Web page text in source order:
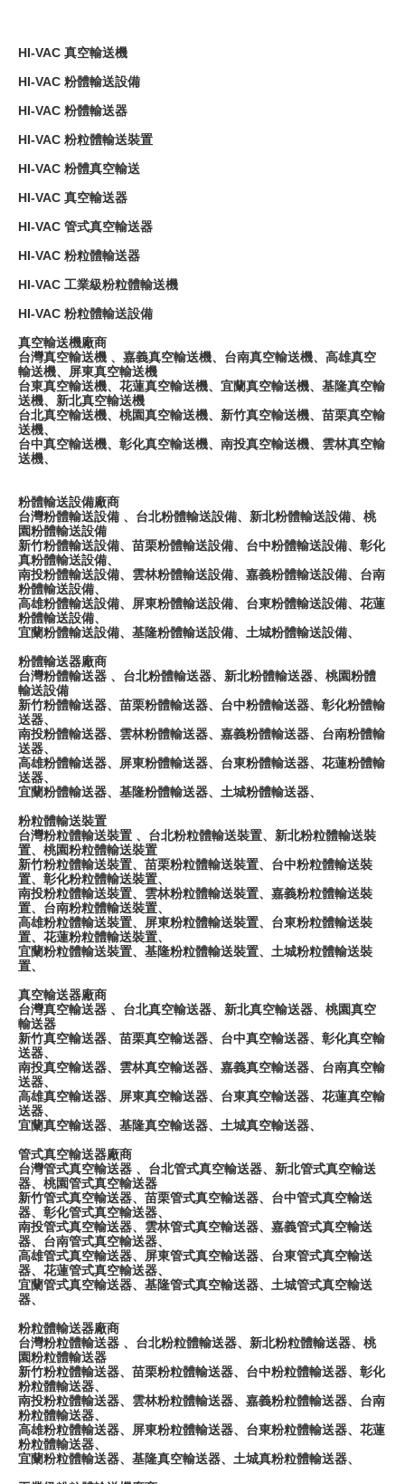
HI-VAC 真空輸送機
HI-VAC 粉體輸送設備
HI-VAC 粉體輸送器
HI-VAC 粉粒體輸送裝置
HI-VAC 粉體真空輸送
HI-VAC 真空輸送器
HI-VAC 管式真空輸送器
HI-VAC 粉粒體輸送器
HI-VAC 工業級粉粒體輸送機
HI-VAC 粉粒體輸送設備
真空輸送機廠商
台灣真空輸送機 、嘉義真空輸送機、台南真空輸送機、高雄真空
輸送機、屏東真空輸送機
台東真空輸送機、花蓮真空輸送機、宜蘭真空輸送機、基隆真空輸
送機、新北真空輸送機
台北真空輸送機、桃園真空輸送機、新竹真空輸送機、苗栗真空輸
送機、
台中真空輸送機、彰化真空輸送機、南投真空輸送機、雲林真空輸
送機、
粉體輸送設備廠商
台灣粉體輸送設備 、台北粉體輸送設備、新北粉體輸送設備、桃
園粉體輸送設備
新竹粉體輸送設備、苗栗粉體輸送設備、台中粉體輸送設備、彰化
真粉體輸送設備、
南投粉體輸送設備、雲林粉體輸送設備、嘉義粉體輸送設備、台南
粉體輸送設備、
高雄粉體輸送設備、屏東粉體輸送設備、台東粉體輸送設備、花蓮
粉體輸送設備、
宜蘭粉體輸送設備、基隆粉體輸送設備、土城粉體輸送設備、
粉體輸送器廠商
台灣粉體輸送器 、台北粉體輸送器、新北粉體輸送器、桃園粉體
輸送設備
新竹粉體輸送器、苗栗粉體輸送器、台中粉體輸送器、彰化粉體輸
送器、
南投粉體輸送器、雲林粉體輸送器、嘉義粉體輸送器、台南粉體輸
送器、
高雄粉體輸送器、屏東粉體輸送器、台東粉體輸送器、花蓮粉體輸
送器、
宜蘭粉體輸送器、基隆粉體輸送器、土城粉體輸送器、
粉粒體輸送裝置
台灣粉粒體輸送裝置 、台北粉粒體輸送裝置、新北粉粒體輸送裝
置、桃園粉粒體輸送裝置
新竹粉粒體輸送裝置、苗栗粉粒體輸送裝置、台中粉粒體輸送裝
置、彰化粉粒體輸送裝置、
南投粉粒體輸送裝置、雲林粉粒體輸送裝置、嘉義粉粒體輸送裝
置、台南粉粒體輸送裝置、
高雄粉粒體輸送裝置、屏東粉粒體輸送裝置、台東粉粒體輸送裝
置、花蓮粉粒體輸送裝置、
宜蘭粉粒體輸送裝置、基隆粉粒體輸送裝置、土城粉粒體輸送裝
置、
真空輸送器廠商
台灣真空輸送器 、台北真空輸送器、新北真空輸送器、桃園真空
輸送器
新竹真空輸送器、苗栗真空輸送器、台中真空輸送器、彰化真空輸
送器、
南投真空輸送器、雲林真空輸送器、嘉義真空輸送器、台南真空輸
送器、
高雄真空輸送器、屏東真空輸送器、台東真空輸送器、花蓮真空輸
送器、
宜蘭真空輸送器、基隆真空輸送器、土城真空輸送器、
管式真空輸送器廠商
台灣管式真空輸送器 、台北管式真空輸送器、新北管式真空輸送
器、桃園管式真空輸送器
新竹管式真空輸送器、苗栗管式真空輸送器、台中管式真空輸送
器、彰化管式真空輸送器、
南投管式真空輸送器、雲林管式真空輸送器、嘉義管式真空輸送
器、台南管式真空輸送器、
高雄管式真空輸送器、屏東管式真空輸送器、台東管式真空輸送
器、花蓮管式真空輸送器、
宜蘭管式真空輸送器、基隆管式真空輸送器、土城管式真空輸送
器、
粉粒體輸送器廠商
台灣粉粒體輸送器 、台北粉粒體輸送器、新北粉粒體輸送器、桃
園粉粒體輸送器
新竹粉粒體輸送器、苗栗粉粒體輸送器、台中粉粒體輸送器、彰化
粉粒體輸送器、
南投粉粒體輸送器、雲林粉粒體輸送器、嘉義粉粒體輸送器、台南
粉粒體輸送器、
高雄粉粒體輸送器、屏東粉粒體輸送器、台東粉粒體輸送器、花蓮
粉粒體輸送器、
宜蘭粉粒體輸送器、基隆真空輸送器、土城真粉粒體輸送器、